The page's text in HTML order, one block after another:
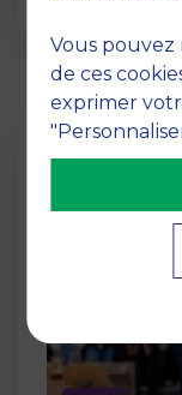
Vous pouvez
de ces
exprimer